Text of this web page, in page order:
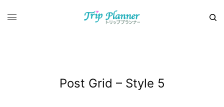
Post Grid – Style 5